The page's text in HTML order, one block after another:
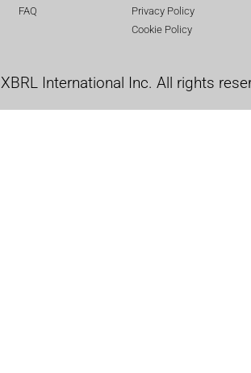
FAQ
Privacy Policy
Cookie Policy
International Inc. All rights